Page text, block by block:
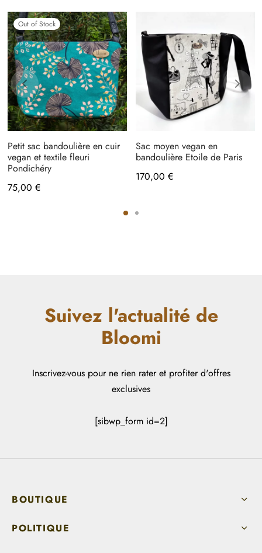
Out of Stock
Petit sac bandoulière en cuir
vegan et textile fleuri
Pondichéry
75,00 €
Sac moyen vegan en
bandoulière Etoile de Paris
170,00 €
Suivez l'actualité de
Bloomi
Inscrivez-vous pour ne rien rater et profiter d'offres
exclusives
[sibwp_form id=2]
BOUTIQUE
POLITIQUE